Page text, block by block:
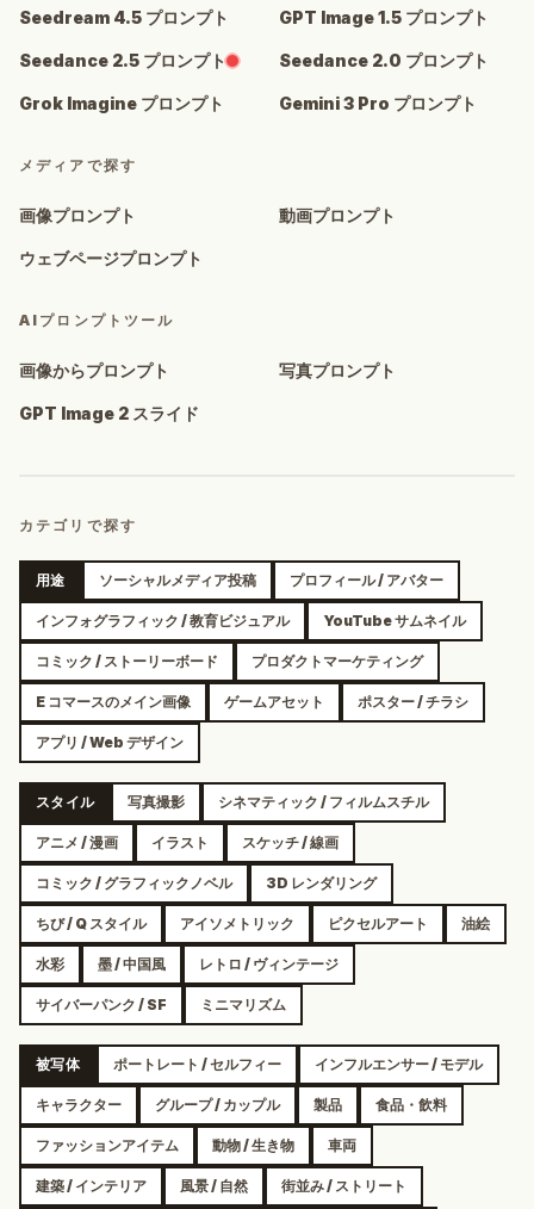
Seedream 4.5 プロンプト
GPT Image 1.5 プロンプト
Seedance 2.5 プロンプト Seedance 2.0 プロンプト
Grok Imagine プロンプト Gemini 3 Pro プロンプト
メディアで探す
画像プロンプト 動画プロンプト
ウェブページプロンプト
AIプロンプトツール
画像からプロンプト 写真プロンプト
GPT Image 2 スライド
カテゴリで探す
用途 ソーシャルメディア投稿 プロフィール / アバター
インフォグラフィック / 教育ビジュアル YouTube サムネイル
コミック / ストーリーボード プロダクトマーケティング
E コマースのメイン画像 ゲームアセット ポスター / チラシ
アプリ / Web デザイン
スタイル 写真撮影 シネマティック / フィルムスチル
アニメ / 漫画 イラスト スケッチ / 線画
コミック / グラフィックノベル 3D レンダリング
ちび / Q スタイル アイソメトリック ピクセルアート 油絵
水彩 墨 / 中国風 レトロ / ヴィンテージ
サイバーパンク / SF ミニマリズム
被写体 ポートレート / セルフィー インフルエンサー / モデル
キャラクター グループ / カップル 製品 食品・飲料
ファッションアイテム 動物 / 生き物 車両
建築 / インテリア 風景 / 自然 街並み / ストリート